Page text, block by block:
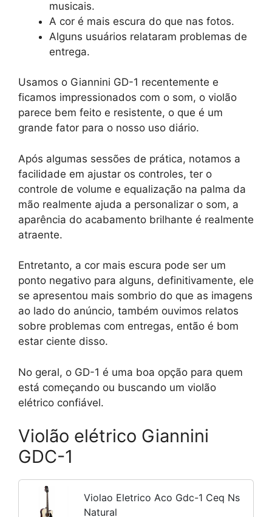
musicais.
A cor é mais escura do que nas fotos.
Alguns usuários relataram problemas de
entrega.
Usamos o Giannini GD-1 recentemente e
ficamos impressionados com o som, o violão
parece bem feito e resistente, o que é um
grande fator para o nosso uso diário.
Após algumas sessões de prática, notamos a
facilidade em ajustar os controles, ter o
controle de volume e equalização na palma da
mão realmente ajuda a personalizar o som, a
aparência do acabamento brilhante é realmente
atraente.
Entretanto, a cor mais escura pode ser um
ponto negativo para alguns, definitivamente, ele
se apresentou mais sombrio do que as imagens
ao lado do anúncio, também ouvimos relatos
sobre problemas com entregas, então é bom
estar ciente disso.
No geral, o GD-1 é uma boa opção para quem
está começando ou buscando um violão
elétrico confiável.
Violão elétrico Giannini
GDC-1
Violao Eletrico Aco Gdc-1 Ceq Ns
Natural